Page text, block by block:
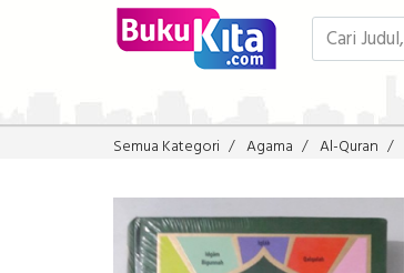
Semua Kategori
Agama Al-Quran